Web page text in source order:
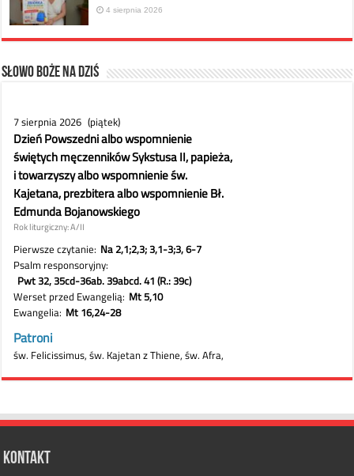
4 sierpnia 2026
Słowo Boże na dziś
Kontakt